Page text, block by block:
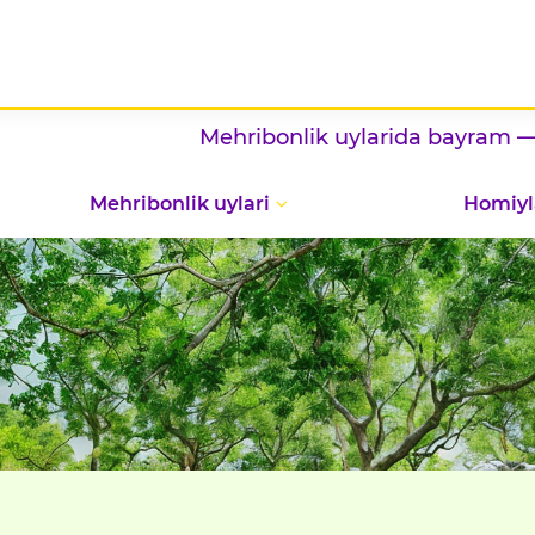
Mehribonlik uylarida bayram —
Mehribonlik uylari